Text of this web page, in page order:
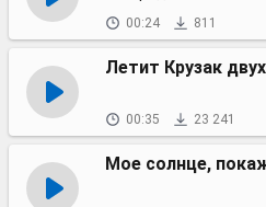
00:24 811
Летит Крузак
00:35 23 241
Мое солнце,